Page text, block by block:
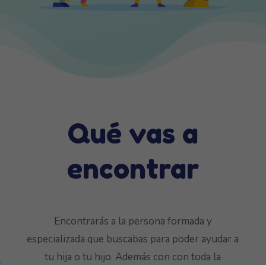
Qué vas a
encontrar
Encontrarás a la persona formada y
especializada que buscabas para poder ayudar a
tu hija o tu hijo. Además con con toda la